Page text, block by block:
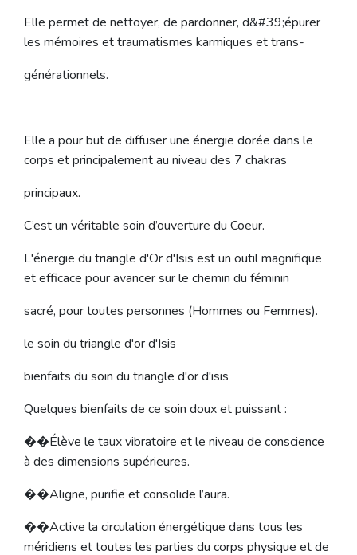
Elle permet de nettoyer, de pardonner, d&#39;épurer
les mémoires et traumatismes karmiques et trans-
générationnels.
Elle a pour but de diffuser une énergie dorée dans le
corps et principalement au niveau des 7 chakras
principaux.
C’est un véritable soin d’ouverture du Coeur.
L'énergie du triangle d'Or d'Isis est un outil magnifique
et efficace pour avancer sur le chemin du féminin
sacré, pour toutes personnes (Hommes ou Femmes).
le soin du triangle d'or d'Isis
bienfaits du soin du triangle d'or d'isis
Quelques bienfaits de ce soin doux et puissant :
��Élève le taux vibratoire et le niveau de conscience
à des dimensions supérieures.
��Aligne, purifie et consolide l’aura.
��Active la circulation énergétique dans tous les
méridiens et toutes les parties du corps physique et de